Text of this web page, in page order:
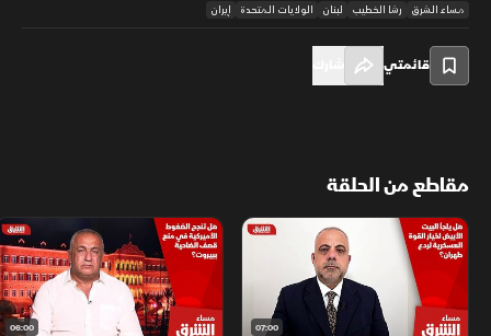
مساء الشرق رشا الخطيب لبنان الولايات المتحدة إيران
قائمتي
مقاطع من الحلقة
07:00
06:00